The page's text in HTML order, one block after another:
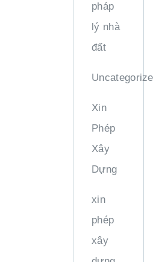
pháp
lý nhà
đất
Xin
Phép
Xây
Dựng
xin
phép
xây